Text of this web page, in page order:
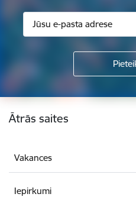
Kājene
Ātrās saites
Vakances
Iepirkumi